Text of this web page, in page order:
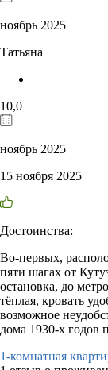
ноябрь 2025
Татьяна
10,0
ноябрь 2025
15 ноября 2025
Достоинства:
Во-первых,
пяти шагах от
остановка, до
тёплая, кровать
возможное
дома 1930-х годов
1-комнатная